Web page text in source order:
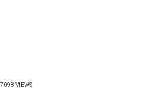
7098 VIEWS